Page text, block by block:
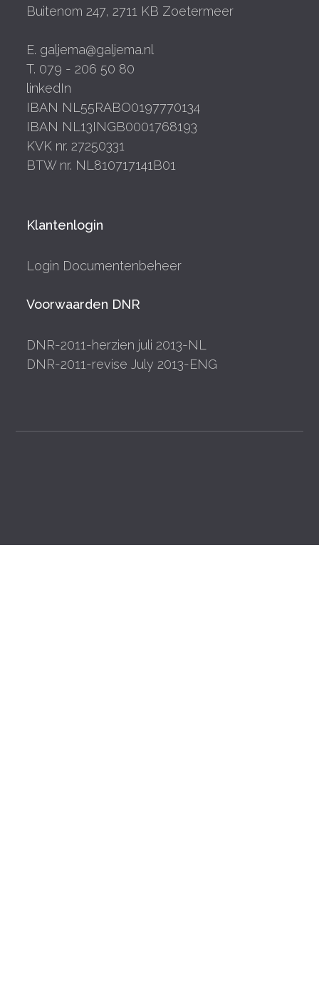
Buitenom 247, 2711 KB Zoetermeer
E. galjema@galjema.nl
T. 079 - 206 50 80
linkedIn
IBAN NL55RABO0197770134
IBAN NL13INGB0001768193
KVK nr. 27250331
BTW nr. NL810717141B01
Klantenlogin
Login Documentenbeheer
Voorwaarden DNR
DNR-2011-herzien juli 2013-NL
DNR-2011-revise July 2013-ENG